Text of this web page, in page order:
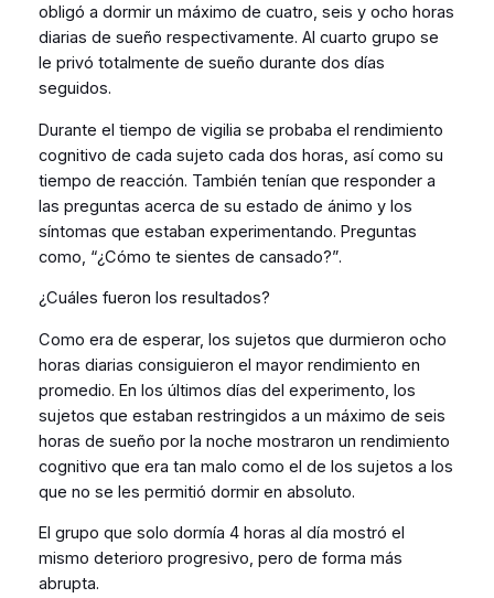
obligó a dormir un máximo de cuatro, seis y ocho horas
diarias de sueño respectivamente. Al cuarto grupo se
le privó totalmente de sueño durante dos días
seguidos.
Durante el tiempo de vigilia se probaba el rendimiento
cognitivo de cada sujeto cada dos horas, así como su
tiempo de reacción. También tenían que responder a
las preguntas acerca de su estado de ánimo y los
síntomas que estaban experimentando. Preguntas
como, “¿Cómo te sientes de cansado?”.
¿Cuáles fueron los resultados?
Como era de esperar, los sujetos que durmieron ocho
horas diarias consiguieron el mayor rendimiento en
promedio. En los últimos días del experimento, los
sujetos que estaban restringidos a un máximo de seis
horas de sueño por la noche mostraron un rendimiento
cognitivo que era tan malo como el de los sujetos a los
que no se les permitió dormir en absoluto.
El grupo que solo dormía 4 horas al día mostró el
mismo deterioro progresivo, pero de forma más
abrupta.